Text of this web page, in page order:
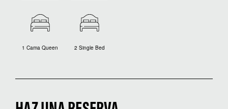
1 Cama Queen 2 Single Bed